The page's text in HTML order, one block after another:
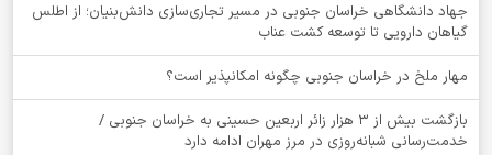
جهاد دانشگاهی خراسان جنوبی در مسیر تجاری‌سازی دانش‌بنیان؛ از اطلس
گیاهان دارویی تا توسعه کشت عناب
‌مهار ملخ در خراسان جنوبی چگونه امکانپذیر است؟
بازگشت بیش از ۳ هزار زائر اربعین حسینی به خراسان جنوبی /
خدمت‌رسانی شبانه‌روزی در مرز مهران ادامه دارد